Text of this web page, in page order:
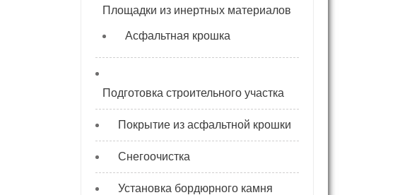
Площадки из инертных материалов
Асфальтная крошка
Подготовка строительного участка
Покрытие из асфальтной крошки
Снегоочистка
Установка бордюрного камня